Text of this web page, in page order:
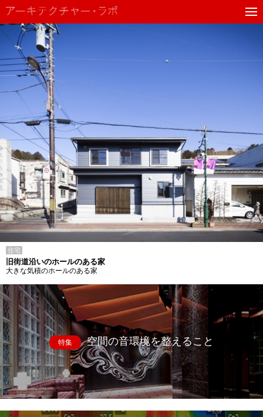
住宅
旧街道沿いのホールのある家
大きな気積のホールのある家
特集 空間の音環境を整えること